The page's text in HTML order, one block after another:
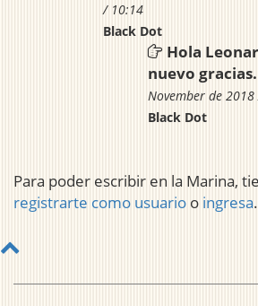
/ 10:14
Black Dot
Hola
nuevo
November de
Black Dot
Para poder escribir en la Marina,
registrarte como usuario o ingresa.